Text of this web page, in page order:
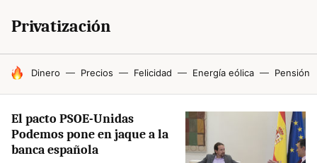
Privatización
HOY SE HABLA DE
Dinero Precios Felicidad Energía eólica Pensión
El pacto PSOE-Unidas
Podemos pone en jaque a la
banca española